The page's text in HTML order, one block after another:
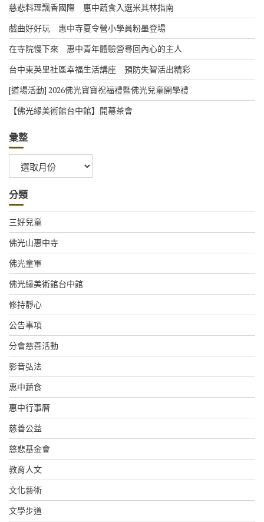
慈悲料理飄香國際 惠中蔬食入選米其林指南
戲曲好好玩 惠中寺夏令營小學員粉墨登場
在寺院慢下來 惠中青年體驗營尋回內心的主人
台中東英里社區幸福生活講座 預防失智活出精彩
[道場活動] 2026佛光寶寶祝福禮暨佛光兒童開學禮
【佛光緣美術館台中館】開幕茶會
彙整
整
分類
三好兒童
佛光山惠中寺
佛光童軍
佛光緣美術館台中館
修持靜心
公告事項
分會慈善活動
影音弘法
惠中蔬食
惠中行事曆
慈善公益
慈悲基金會
教育人文
文化藝術
文學步道